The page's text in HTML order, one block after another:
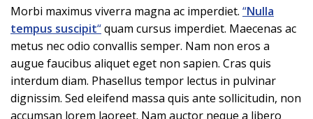
Morbi maximus viverra magna ac imperdiet. “Nulla
tempus suscipit“quam cursus imperdiet. Maecenas ac
metus nec odio convallis semper. Nam non eros a
augue faucibus aliquet eget non sapien. Cras quis
interdum diam. Phasellus tempor lectus in pulvinar
dignissim. Sed eleifend massa quis ante sollicitudin, non
accumsan lorem laoreet. Nam auctor neque a libero